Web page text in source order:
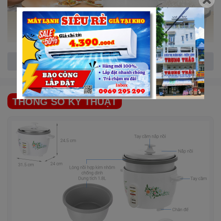
Nồi cơm nắp rờidùng đơn giản với nút gạt điều khiển 2 chế độ nấu và
giữ ấm, có đèn báo dễ quan sát
Xem thêm
THÔNG SỐ KỸ THUẬT